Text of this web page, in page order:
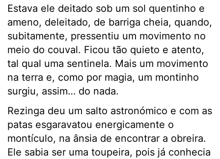
Estava ele deitado sob um sol quentinho e
ameno, deleitado, de barriga cheia, quando,
subitamente, pressentiu um movimento no
meio do couval. Ficou tão quieto e atento,
tal qual uma sentinela. Mais um movimento
na terra e, como por magia, um montinho
surgiu, assim… do nada.
Rezinga deu um salto astronómico e com as
patas esgaravatou energicamente o
montículo, na ânsia de encontrar a obreira.
Ele sabia ser uma toupeira, pois já conhecia